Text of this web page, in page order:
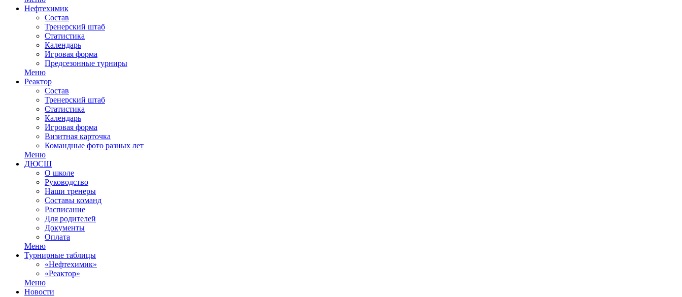
Нефтехимик
Состав
Тренерский штаб
Статистика
Календарь
Игровая форма
Предсезонные турниры
Меню
Реактор
Состав
Тренерский штаб
Статистика
Календарь
Игровая форма
Визитная карточка
Командные фото разных лет
Меню
ДЮСШ
О школе
Руководство
Наши тренеры
Составы команд
Расписание
Для родителей
Документы
Оплата
Меню
Турнирные таблицы
«Нефтехимик»
«Реактор»
Меню
Новости